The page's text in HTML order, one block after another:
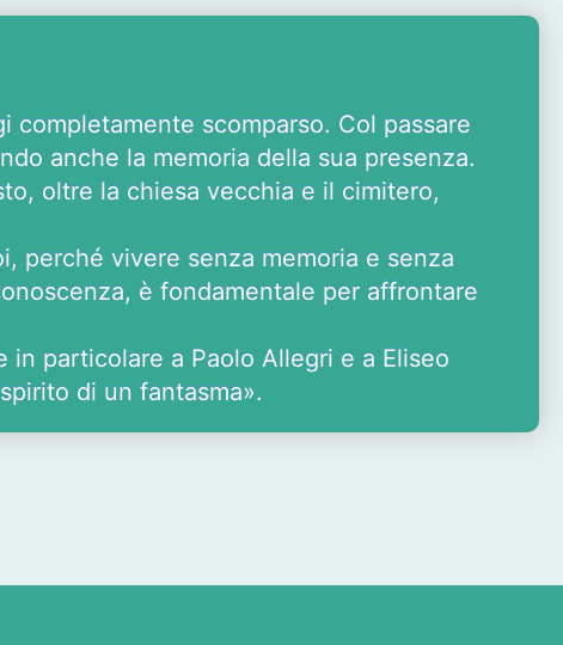
scomparso. Col passare
anche la memoria della sua presenza.
oltre la chiesa vecchia e il cimitero,
perché vivere senza memoria e senza
è fondamentale per affrontare
particolare a Paolo Allegri e a Eliseo
di un fantasma».